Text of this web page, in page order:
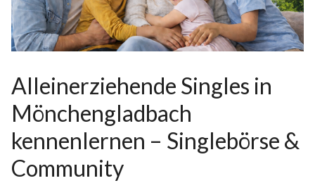
Alleinerziehende Singles in
Mönchengladbach
kennenlernen – Singlebörse &
Community